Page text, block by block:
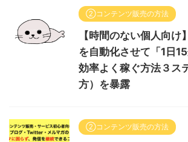
②コンテンツ販売の方法
【時間のない個人向
を自動化させて「1日
効率よく稼ぐ方法３ス
方）を暴露
②コンテンツ販売の方法